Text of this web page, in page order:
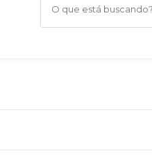
O que está buscando?